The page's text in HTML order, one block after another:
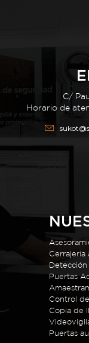
C/
Horario de
Cerrajería
Puertas
Control
Copia de
Puertas